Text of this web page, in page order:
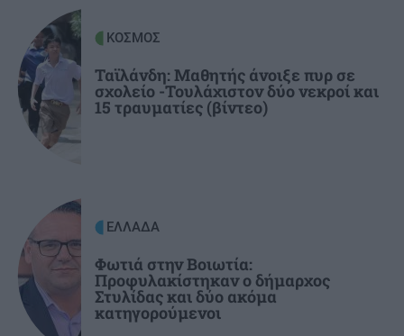
ξημερώματα κοντά σε οικισμό
ΚΟΣΜΟΣ
Τουρκικές προκλήσεις με 17 παραβιάσεις και
εικονική αερομαχία σε μία ημέρα
ΚΟΣΜΟΣ
Ταϊλάνδη: Μαθητής άνοιξε πυρ σε
σχολείο -Τουλάχιστον δύο νεκροί και
15 τραυματίες (βίντεο)
ΕΛΛΑΔΑ
Φωτιά στην Βοιωτία:
Προφυλακίστηκαν ο δήμαρχος
Στυλίδας και δύο ακόμα
κατηγορούμενοι